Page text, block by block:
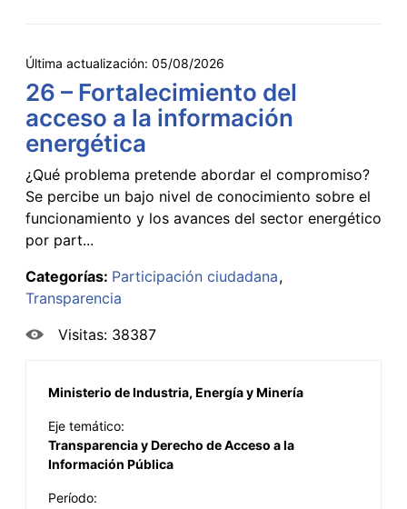
Última actualización: 05/08/2026
26 – Fortalecimiento del
acceso a la información
energética
¿Qué problema pretende abordar el compromiso?
Se percibe un bajo nivel de conocimiento sobre el
funcionamiento y los avances del sector energético
por part...
Categorías: Participación ciudadana
Transparencia
Visitas: 38387
Ministerio de Industria, Energía y Minería
Eje temático:
Transparencia y Derecho de Acceso a la
Información Pública
Período: